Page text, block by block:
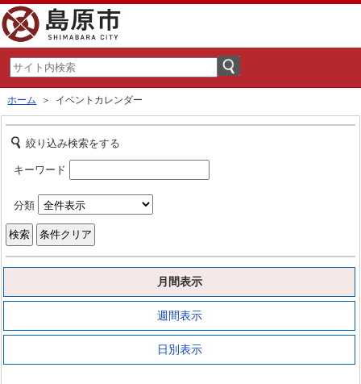
ホーム ＞ イベントカレンダー
絞り込み検索をする
キーワード
分類
月間表示
週間表示
日別表示